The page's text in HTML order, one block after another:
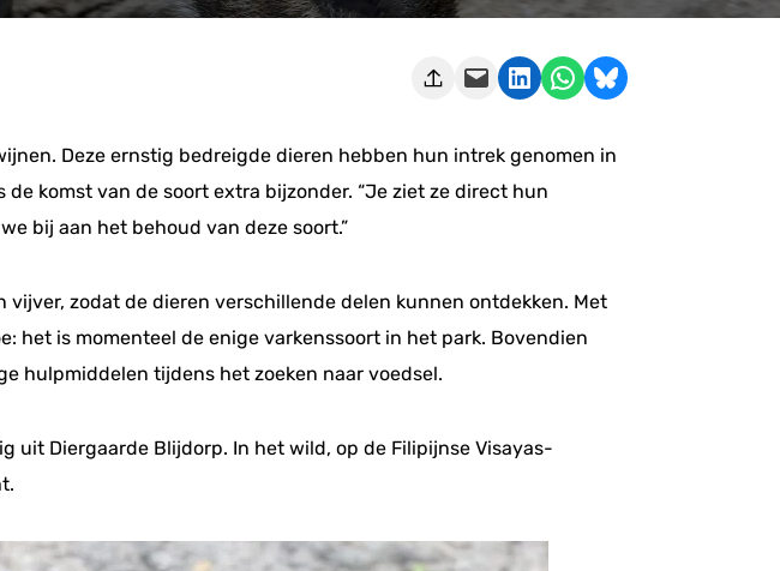
Deze pagina e-mailen Delen op LinkedIn Delen via WhatsApp Share on Bluesky
Deze ernstig bedreigde dieren hebben hun intrek genomen in
komst van de soort extra bijzonder. “Je ziet ze direct hun
bij aan het behoud van deze soort.”
zodat de dieren verschillende delen kunnen ontdekken. Met
het is momenteel de enige varkenssoort in het park. Bovendien
hulpmiddelen tijdens het zoeken naar voedsel.
uit Diergaarde Blijdorp. In het wild, op de Filipijnse Visayas-